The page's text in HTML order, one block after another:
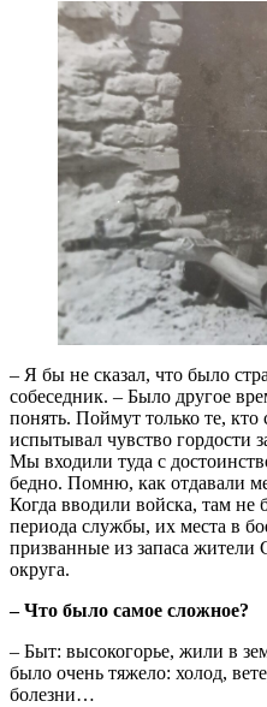
– Я бы не сказал, что было
собеседник. ‒ Было другое
понять. Поймут только те,
испытывал чувство гордости
Мы входили туда с
бедно. Помню, как отдавали
Когда вводили войска, там
периода службы, их места в
призванные из запаса жители
округа.
‒ Что было самое сложное?
‒ Быт: высокогорье, жили в
было очень тяжело: холод,
болезни…